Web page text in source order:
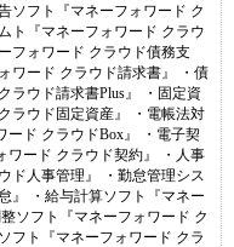
ソフト『マネーフォワード ク
ト『マネーフォワード クラウ
フォワード クラウド債務支
ワード クラウド請求書』 ・債
ラウド請求書Plus』 ・固定資
ラウド固定資産』 ・電帳法対
ード クラウドBox』 ・電子契
ワード クラウド契約』 ・人事
ド人事管理』 ・勤怠管理シス
』 ・給与計算ソフト『マネー
ソフト『マネーフォワード ク
フト『マネーフォワード クラ